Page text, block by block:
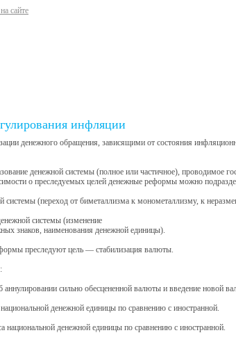
сайте
инфляции
денежного обращения, зависящими от состояния
денежной системы (полное или частичное), проводимое
о преследуемых целей денежные реформы можно
системы (переход от биметаллизма к монометаллизму, к
системы (изменение
знаков, наименования денежной единицы).
преследуют цель — стабилизация валюты.
сильно обесцененной валюты и введение новой
денежной единицы по сравнению с иностранной.
национальной денежной единицы по сравнению с иностранной.